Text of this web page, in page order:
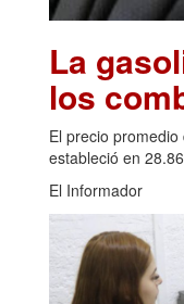
La
los
El precio
estableció en 28.86
El Informador